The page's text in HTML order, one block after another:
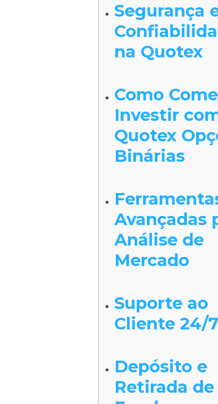
Segurança
na Quotex
Como
Investir
Quotex
Binárias
Avançadas
Análise de
Mercado
Suporte ao
Cliente 24/7
Depósito e
Retirada de